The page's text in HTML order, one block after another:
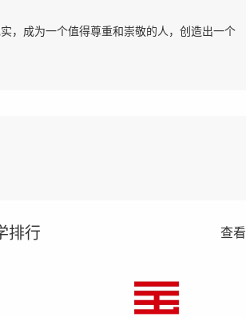
，成为一个值得尊重和崇敬的人，创造出一个
排行 查看